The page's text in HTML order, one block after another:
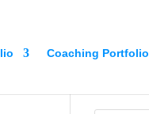
Coaching Portfolio